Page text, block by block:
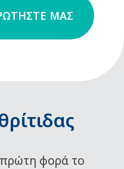
ΜΑΣ
φορά το